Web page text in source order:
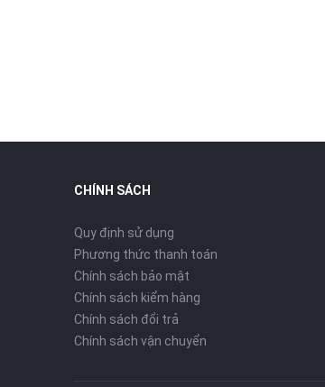
CHÍNH SÁCH
Quy định sử dụng
Phương thức thanh toán
Chính sách bảo mật
Chính sách kiểm hàng
Chính sách đổi trả
Chính sách vận chuyển